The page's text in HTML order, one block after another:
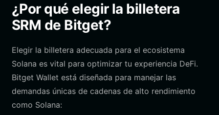
¿Por qué elegir la billetera
SRM de Bitget?
Elegir la billetera adecuada para el ecosistema
Solana es vital para optimizar tu experiencia DeFi.
Bitget Wallet está diseñada para manejar las
demandas únicas de cadenas de alto rendimiento
como Solana: